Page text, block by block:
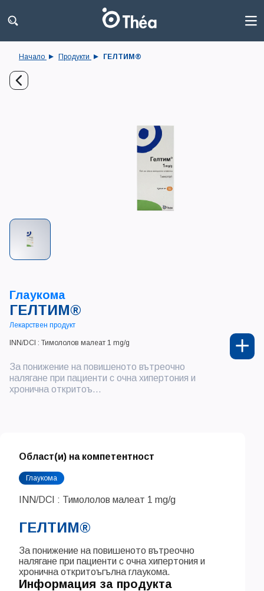
Начало Продукти ГЕЛТИМ®
Глаукома
ГЕЛТИМ®
Лекарствен продукт
INN/DCI : Тимололов малеат 1 mg/g
За понижение на повишеното вътреочно
налягане при пациенти с очна хипертония и
хронична откритоъ...
Област(и) на компетентност
Глаукома
INN/DCI : Тимололов малеат 1 mg/g
ГЕЛТИМ®
За понижение на повишеното вътреочно
налягане при пациенти с очна хипертония и
хронична откритоъгълна глаукома.
Информация за продукта